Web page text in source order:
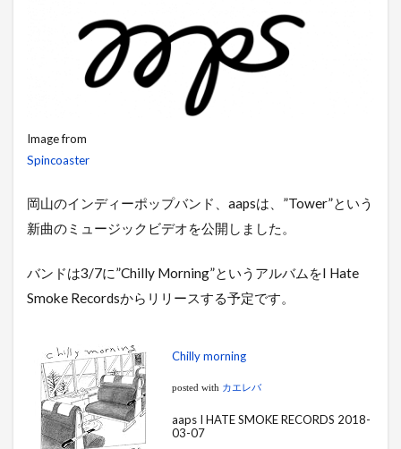
Image from
Spincoaster
岡山のインディーポップバンド、aapsは、”Tower”という
新曲のミュージックビデオを公開しました。
バンドは3/7に”Chilly Morning”というアルバムをI Hate
Smoke Recordsからリリースする予定です。
Chilly morning
posted with カエレバ
aaps I HATE SMOKE RECORDS 2018-
03-07